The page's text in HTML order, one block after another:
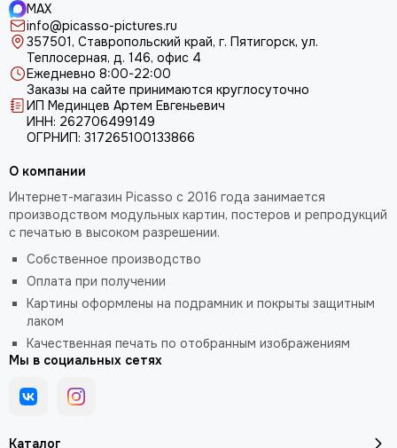
MAX
info@picasso-pictures.ru
357501, Ставропольский край, г. Пятигорск, ул.
Теплосерная, д. 146, офис 4
Ежедневно 8:00-22:00
Заказы на сайте принимаются круглосуточно
ИП Мединцев Артем Евгеньевич
ИНН: 262706499149
ОГРНИП: 317265100133866
Каталог
О компании
Интернет-магазин Picasso с 2016 года занимается
производством модульных картин, постеров и репродукций
с печатью в высоком разрешении.
Собственное производство
Оплата при получении
Картины оформлены на подрамник и покрыты защитным
лаком
Качественная печать по отобранным изображениям
Мы в социальных сетях